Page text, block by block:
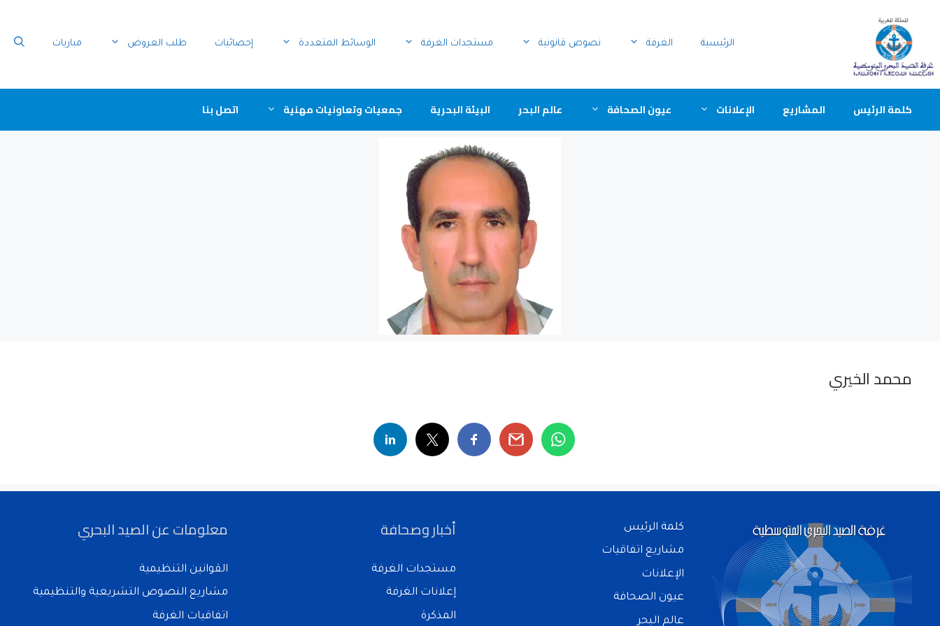
الرئيسية الغرفة نصوص قانونية مستجدات الغرفة الوسائط المتعددة إحصائيات طلب العروض مباريات
كلمة الرئيس المشاريع الإعلانات عيون الصحافة عالم البحر البيئة البحرية جمعيات وتعاونيات مهنية اتصل بنا
محمد الخيري
كلمة الرئيس
مشاريع اتفاقيات
الإعلانات
عيون الصحافة
عالم البحر
أخبار وصحافة
مستجدات الغرفة
إعلانات الغرفة
المذكرة
معلومات عن الصيد البحري
القوانين التنظيمية
مشاريع النصوص التشريعية والتنظيمية
اتفاقيات الغرفة